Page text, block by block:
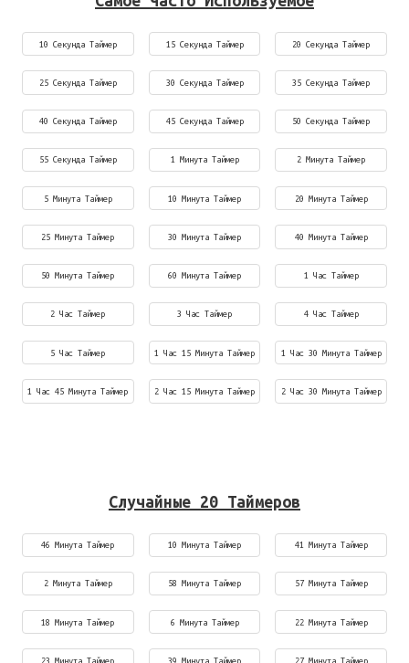
10 Секунда Таймер 15 Секунда Таймер 20 Секунда Таймер
25 Секунда Таймер 30 Секунда Таймер 35 Секунда Таймер
40 Секунда Таймер 45 Секунда Таймер 50 Секунда Таймер
55 Секунда Таймер 1 Минута Таймер 2 Минута Таймер
5 Минута Таймер 10 Минута Таймер 20 Минута Таймер
25 Минута Таймер 30 Минута Таймер 40 Минута Таймер
50 Минута Таймер 60 Минута Таймер 1 Час Таймер
2 Час Таймер 3 Час Таймер 4 Час Таймер
5 Час Таймер 1 Час 15 Минута Таймер 1 Час 30 Минута Таймер
1 Час 45 Минута Таймер 2 Час 15 Минута Таймер 2 Час 30 Минута Таймер
Случайные 20 Таймеров
46 Минута Таймер 10 Минута Таймер 41 Минута Таймер
2 Минута Таймер 58 Минута Таймер 57 Минута Таймер
18 Минута Таймер 6 Минута Таймер 22 Минута Таймер
23 Минута Таймер 39 Минута Таймер 27 Минута Таймер